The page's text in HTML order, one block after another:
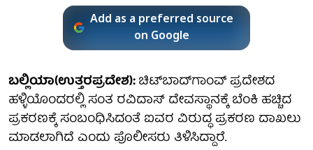
Add as a preferred source
on Google
ಬಲ್ಲಿಯಾ(ಉತ್ತರಪ್ರದೇಶ):ಚಿಟ್‌ಬಾದ್‌ಗಾಂವ್ ಪ್ರದೇಶದ
ಹಳ್ಳಿಯೊಂದರಲ್ಲಿ ಸಂತ ರವಿದಾಸ್ ದೇವಸ್ಥಾನಕ್ಕೆ ಬೆಂಕಿ ಹಚ್ಚಿದ
ಪ್ರಕರಣಕ್ಕೆ ಸಂಬಂಧಿಸಿದಂತೆ ಐವರ ವಿರುದ್ಧ ಪ್ರಕರಣ ದಾಖಲು
ಮಾಡಲಾಗಿದೆ ಎಂದು ಪೊಲೀಸರು ತಿಳಿಸಿದ್ದಾರೆ.